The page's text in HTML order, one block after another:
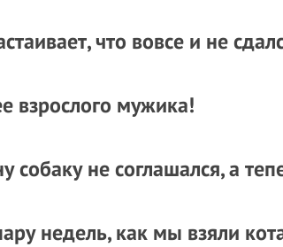
что вовсе и не
взрослого мужика!
собаку не соглашался, а
недель, как мы взяли